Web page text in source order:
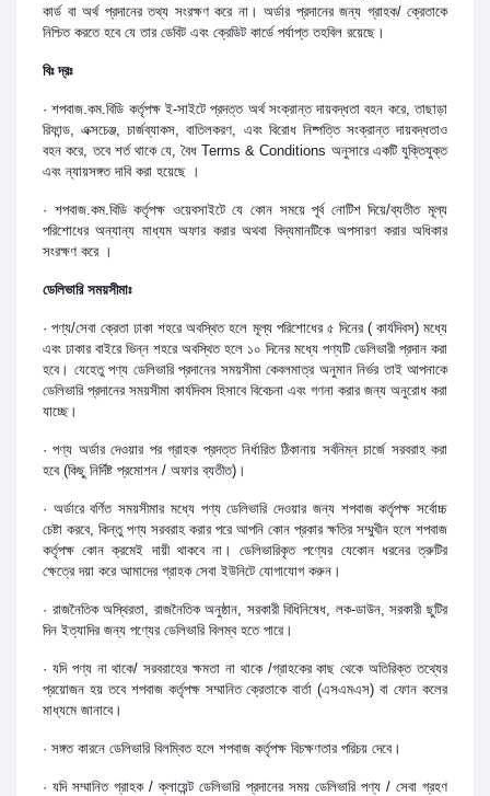
কার্ড বা অর্থ প্রদানের তথ্য সংরক্ষণ করে না। অর্ডার প্রদানের জন্য গ্রাহক/ ক্রেতাকে
নিশ্চিত করতে হবে যে তার ডেবিট এবং ক্রেডিট কার্ডে পর্যাপ্ত তহবিল রয়েছে।
বিঃ দ্রঃ
· শপবাজ.কম.বিডি কর্তৃপক্ষ ই-সাইটে প্রদত্ত অর্থ সংক্রান্ত দায়বদ্ধতা বহন করে, তাছাড়া
রিফান্ড, এক্সচেঞ্জ, চার্জব্যাকস, বাতিলকরণ, এবং বিরোধ নিষ্পত্তি সংক্রান্ত দায়বদ্ধতাও
বহন করে, তবে শর্ত থাকে যে, বৈধ Terms & Conditions অনুসারে একটি যুক্তিযুক্ত
এবং ন্যায়সঙ্গত দাবি করা হয়েছে ।
· শপবাজ.কম.বিডি কর্তৃপক্ষ ওয়েবসাইটে যে কোন সময়ে পূর্ব নোটিশ দিয়ে/ব্যতীত মূল্য
পরিশোধের অন্যান্য মাধ্যম অফার করার অথবা বিদ্যমানটিকে অপসারণ করার অধিকার
সংরক্ষণ করে ।
ডেলিভারি সময়সীমাঃ
· পণ্য/সেবা ক্রেতা ঢাকা শহরে অবস্থিত হলে মূল্য পরিশোধের ৫ দিনের ( কার্যদিবস) মধ্যে
এবং ঢাকার বাইরে ভিন্ন শহরে অবস্থিত হলে ১০ দিনের মধ্যে পণ্যটি ডেলিভারী প্রদান করা
হবে। যেহেতু পণ্য ডেলিভারি প্রদানের সময়সীমা কেবলমাত্র অনুমান নির্ভর তাই আপনাকে
ডেলিভারি প্রদানের সময়সীমা কার্যদিবস হিসাবে বিবেচনা এবং গণনা করার জন্য অনুরোধ করা
যাচ্ছে।
· পণ্য অর্ডার দেওয়ার পর গ্রাহক প্রদত্ত নির্ধারিত ঠিকানায় সর্বনিম্ন চার্জে সরবরাহ করা
হবে (কিছু নির্দিষ্ট প্রমোশন / অফার ব্যতীত)।
· অর্ডারে বর্ণিত সময়সীমার মধ্যে পণ্য ডেলিভারি দেওয়ার জন্য শপবাজ কর্তৃপক্ষ সর্বোচ্চ
চেষ্টা করবে, কিন্তু পণ্য সরবরাহ করার পরে আপনি কোন প্রকার ক্ষতির সম্মুখীন হলে শপবাজ
কর্তৃপক্ষ কোন ক্রমেই দায়ী থাকবে না। ডেলিভারিকৃত পণ্যের যেকোন ধরনের ত্রুটির
ক্ষেত্রে দয়া করে আমাদের গ্রাহক সেবা ইউনিটে যোগাযোগ করুন।
· রাজনৈতিক অস্থিরতা, রাজনৈতিক অনুষ্ঠান, সরকারী বিধিনিষেধ, লক-ডাউন, সরকারী ছুটির
দিন ইত্যাদির জন্য পণ্যের ডেলিভারি বিলম্ব হতে পারে।
· যদি পণ্য না থাকে/ সরবরাহের ক্ষমতা না থাকে /গ্রাহকের কাছ থেকে অতিরিক্ত তথ্যের
প্রয়োজন হয় তবে শপবাজ কর্তৃপক্ষ সম্মানিত ক্রেতাকে বার্তা (এসএমএস) বা ফোন কলের
মাধ্যমে জানাবে।
· সঙ্গত কারনে ডেলিভারি বিলম্বিত হলে শপবাজ কর্তৃপক্ষ বিচক্ষণতার পরিচয় দেবে।
· যদি সম্মানিত গ্রাহক / ক্লায়েন্ট ডেলিভারি প্রদানের সময় ডেলিভারি পণ্য / সেবা গ্রহণ